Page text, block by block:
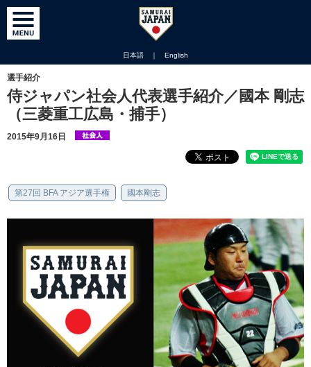
日本語 ｜ English
選手紹介
侍ジャパン社会人代表選手紹介／國本 剛志
（三菱重工広島・捕手）
2015年9月16日
第27回 BFA アジア選手権 國本剛志